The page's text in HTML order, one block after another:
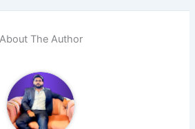
About The Author